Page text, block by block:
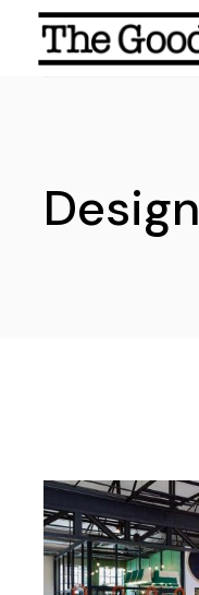
Design